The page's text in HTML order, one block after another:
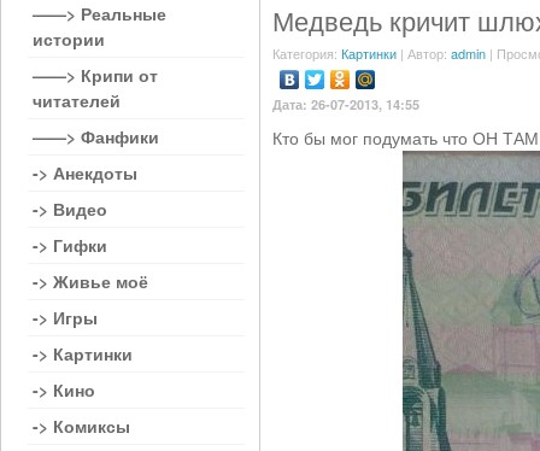
Медведь кричит
Категория: Картинки | Автор: admin |
Дата: 26-07-2013, 14:55
Кто бы мог подумать что ОН
——> Реальные
истории
——> Крипи от
читателей
——> Фанфики
-> Анекдоты
-> Видео
-> Гифки
-> Живье моё
-> Игры
-> Картинки
-> Кино
-> Комиксы